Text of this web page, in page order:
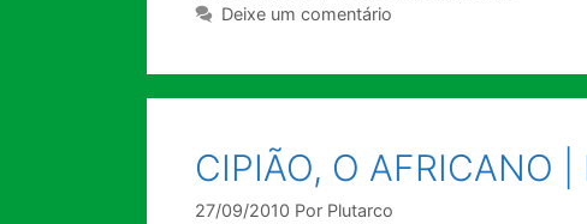
Deixe um comentário
CIPIÃO, O AFRICANO
27/09/2010 Por Plutarco